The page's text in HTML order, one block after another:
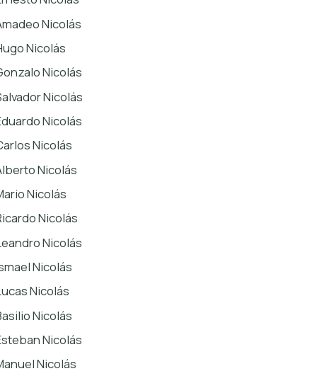
Nicolás
Nicolás
Nicolás
Nicolás
Nicolás
Nicolás
Nicolás
Nicolás
Nicolás
Nicolás
Nicolás
Nicolás
Nicolás
Nicolás
Nicolás